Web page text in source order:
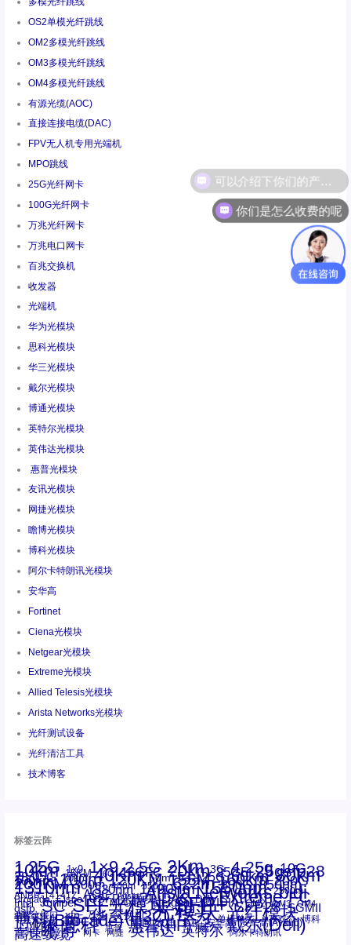
OS2单模光纤跳线
OM2多模光纤跳线
OM3多模光纤跳线
OM4多模光纤跳线
有源光缆(AOC)
直接连接电缆(DAC)
FPV无人机专用光端机
MPO跳线
25G光纤网卡
100G光纤网卡
万兆光纤网卡
万兆电口网卡
百兆交换机
收发器
光端机
华为光模块
思科光模块
华三光模块
戴尔光模块
博通光模块
英特尔光模块
英伟达光模块
惠普光模块
友讯光模块
网捷光模块
瞻博光模块
博科光模块
阿尔卡特朗讯光模块
安华高
Fortinet
Ciena光模块
Netgear光模块
Extreme光模块
Allied Telesis光模块
Arista Networks光模块
光纤测试设备
光纤清洁工具
技术博客
标签云阵
1.25G 1x9 1×9 2.5G 2Km 3G 4.25g 10G
10km 15KM 16G 16GFC 20km 25GE 25gsfp28
28.05G 30km 40Km 50m 53.125G 60km 80km
100km 100m 120KM 155M 160km 200G
200KM 300m 400m 550m 622m 800G 850nm
1310nm 1330nm 1490nm 1550nm 2500m
ANBR-1414TZ AOC Arista Arista Networks bidi
Brocade Cisco CSFP光模块 DAC Dell Extreme FC
Intel Juniper LC MPO-LC Netgear NVIDIA OM2 OM3 OM4
qsfp SC SFF光模块 SFP+ SFP28 SGMII
st螺纹接口 xfp 万兆 交换机 光模块 光纤模块
千兆光模块 华三 华三(H3C) 华为 单模单芯 单模双芯 博科
博科(Brocade) 博通 友讯 多模 安华高 安华高(Avago)
工业级 思科 惠普 惠普(HP) 戴尔 戴尔(Dell)
百兆 瞻博 网卡 网捷 英伟达 英特尔 阿尔卡特朗讯
高速线缆
你们是怎么收费的呢